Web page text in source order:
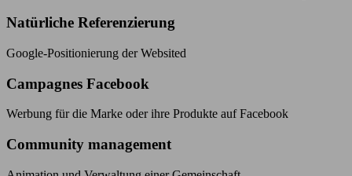
Natürliche Referenzierung
Google-Positionierung der Websited
Campagnes Facebook
Werbung für die Marke oder ihre Produkte auf Facebook
Community management